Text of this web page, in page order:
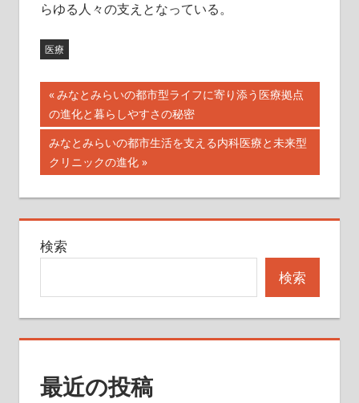
らゆる人々の支えとなっている。
医療
投
稿
ナ
ビ
ゲ
ー
ョ
ン
前
の
記
事:
みなとみらいの都市型ライフに寄り添う医療拠点
の進化と暮らしやすさの秘密
次
の
記
事:
みなとみらいの都市生活を支える内科医療と未来型
クリニックの進化
検索
検索
最近の投稿